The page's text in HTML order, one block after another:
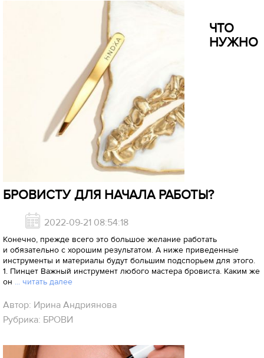
ЧТО
НУЖНО
БРОВИСТУ ДЛЯ НАЧАЛА РАБОТЫ?
2022-09-21 08:54:18
Конечно, прежде всего это большое желание работать
и обязательно с хорошим результатом. А ниже приведенные
инструменты и материалы будут большим подспорьем для этого.
1. Пинцет Важный инструмент любого мастера бровиста. Каким же
он ... читать далее
Автор: Ирина Андриянова
Рубрика: БРОВИ